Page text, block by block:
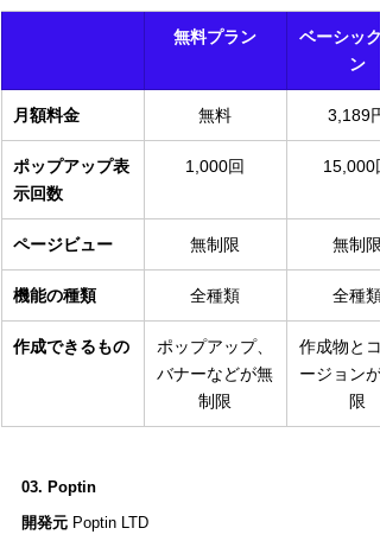
無料プラン
ベーシック
ン
月額料金 無料 3,189円
ポップアップ表
示回数
1,000回 15,000
ページビュー 無制限 無制限
機能の種類 全種類 全種類
作成できるもの
ポップアップ、
バナーなどが無
制限
作成物とコ
ージョンが
限
03. Poptin
開発元 Poptin LTD